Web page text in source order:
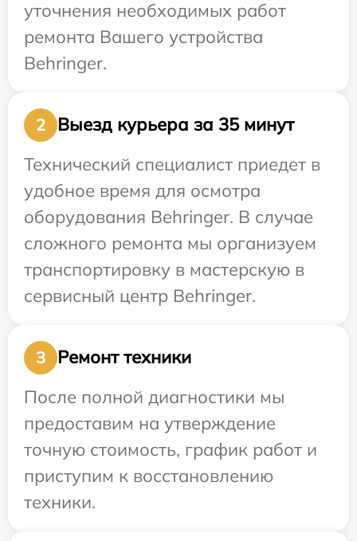
уточнения необходимых работ
ремонта Вашего устройства
Behringer.
2
Выезд курьера за 35 минут
Технический специалист приедет в
удобное время для осмотра
оборудования Behringer. В случае
сложного ремонта мы организуем
транспортировку в мастерскую в
сервисный центр Behringer.
3
Ремонт техники
После полной диагностики мы
предоставим на утверждение
точную стоимость, график работ и
приступим к восстановлению
техники.